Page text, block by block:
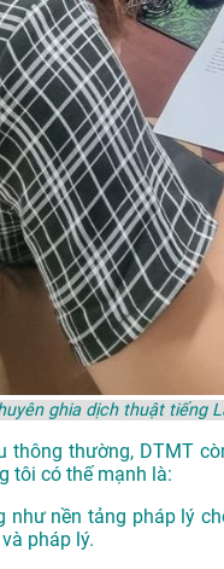
ghia dịch thuật tiếng
thông thường, DTMT
tôi có thế mạnh là:
như nền tảng pháp lý
pháp lý.